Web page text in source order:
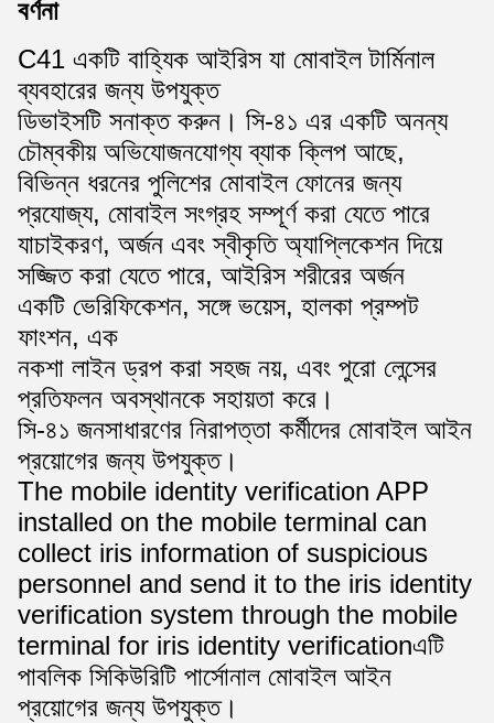
বর্ণনা
C41 একটি বাহ্যিক আইরিস যা মোবাইল টার্মিনাল
ব্যবহারের জন্য উপযুক্ত
ডিভাইসটি সনাক্ত করুন। সি-৪১ এর একটি অনন্য
চৌম্বকীয় অভিযোজনযোগ্য ব্যাক ক্লিপ আছে,
বিভিন্ন ধরনের পুলিশের মোবাইল ফোনের জন্য
প্রযোজ্য, মোবাইল সংগ্রহ সম্পূর্ণ করা যেতে পারে
যাচাইকরণ, অর্জন এবং স্বীকৃতি অ্যাপ্লিকেশন দিয়ে
সজ্জিত করা যেতে পারে, আইরিস শরীরের অর্জন
একটি ভেরিফিকেশন, সঙ্গে ভয়েস, হালকা প্রম্পট
ফাংশন, এক
নকশা লাইন ড্রপ করা সহজ নয়, এবং পুরো লেন্সের
প্রতিফলন অবস্থানকে সহায়তা করে।
সি-৪১ জনসাধারণের নিরাপত্তা কর্মীদের মোবাইল আইন
প্রয়োগের জন্য উপযুক্ত।
The mobile identity verification APP
installed on the mobile terminal can
collect iris information of suspicious
personnel and send it to the iris identity
verification system through the mobile
terminal for iris identity verificationএটি
পাবলিক সিকিউরিটি পার্সোনাল মোবাইল আইন
প্রয়োগের জন্য উপযুক্ত।